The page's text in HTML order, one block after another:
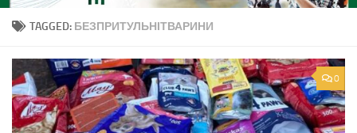
TAGGED: БЕЗПРИТУЛЬНІТВАРИНИ
0